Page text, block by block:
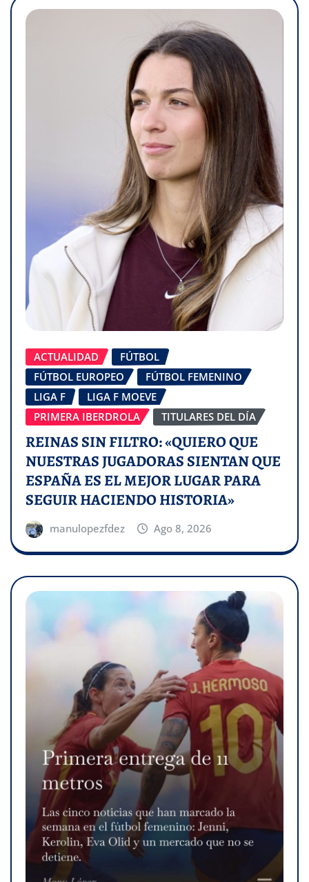
ACTUALIDAD
FÚTBOL
FÚTBOL EUROPEO
FÚTBOL FEMENINO
LIGA F
LIGA F MOEVE
PRIMERA IBERDROLA
TITULARES DEL DÍA
REINAS SIN FILTRO: «QUIERO QUE
NUESTRAS JUGADORAS SIENTAN QUE
ESPAÑA ES EL MEJOR LUGAR PARA
SEGUIR HACIENDO HISTORIA»
manulopezfdez Ago 8, 2026